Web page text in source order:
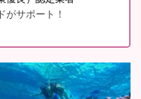
がサポート！